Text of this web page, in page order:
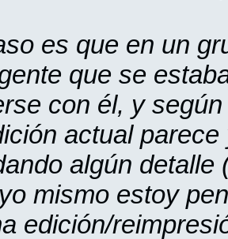
es que en un
que se
con él, y
actual
algún
mismo estoy
edición/